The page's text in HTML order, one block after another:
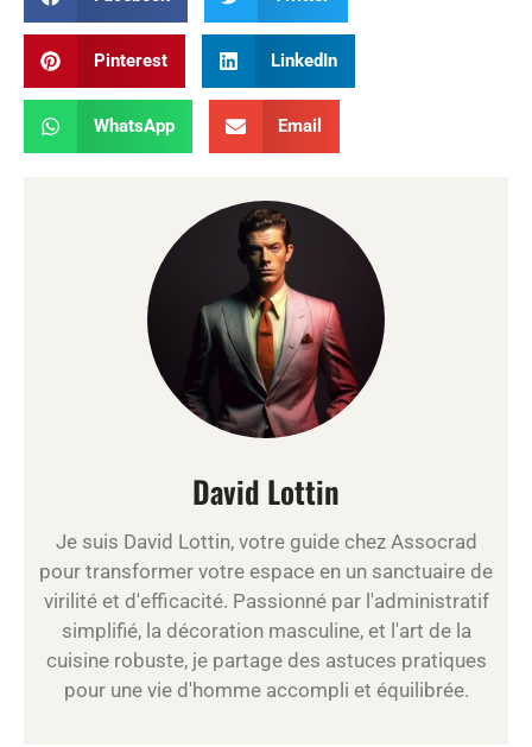
Pinterest LinkedIn
WhatsApp Email
David Lottin
Je suis David Lottin, votre guide chez Assocrad
pour transformer votre espace en un sanctuaire de
virilité et d'efficacité. Passionné par l'administratif
simplifié, la décoration masculine, et l'art de la
cuisine robuste, je partage des astuces pratiques
pour une vie d'homme accompli et équilibrée.